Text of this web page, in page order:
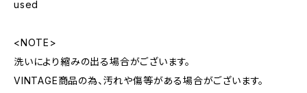
used
<NOTE>
洗いにより縮みの出る場合がございます。
VINTAGE商品の為、汚れや傷等がある場合がございます。